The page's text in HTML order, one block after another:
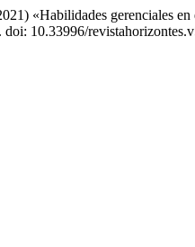
«Habilidades gerenciales
doi: 10.33996/